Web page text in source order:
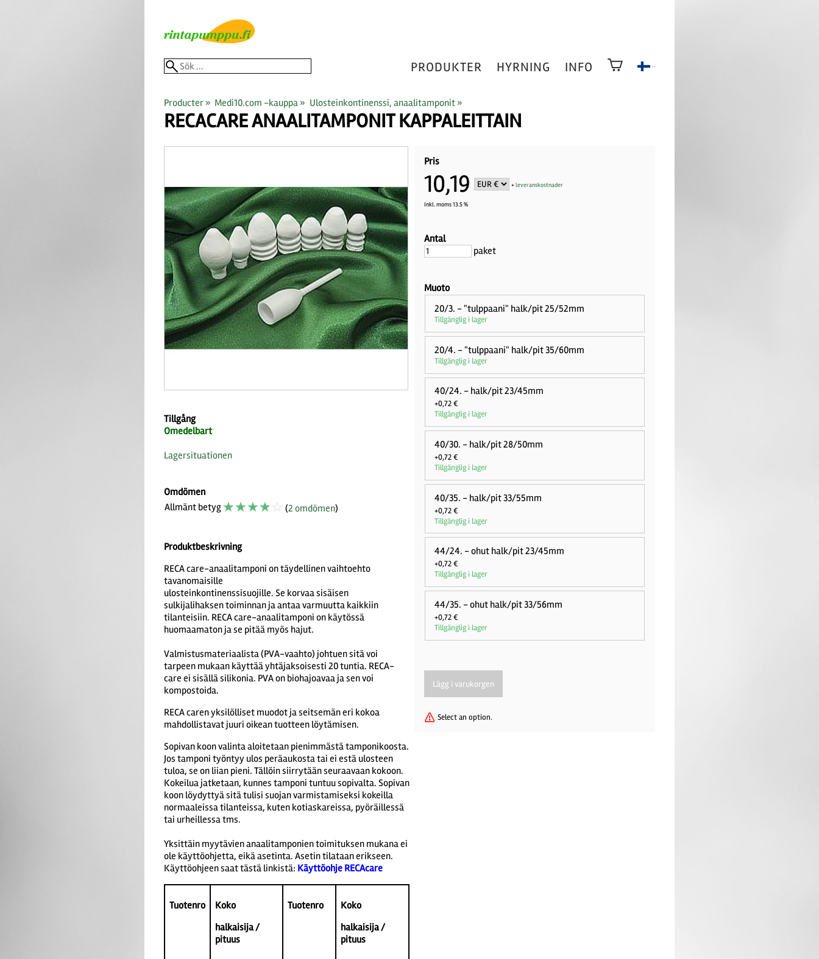
PRODUKTER HYRNING INFO
Producter ‪» Medi10.com -kauppa ‪» Ulosteinkontinenssi, anaalitamponit ‪»
RECACAREANAALITAMPONIT KAPPALEITTAIN
Pris
10,19 +leveranskostnader
Inkl. moms 13.5 %
Antal
paket
Muoto
20/3. - "tulppaani" halk/pit 25/52mm
Tillgänglig i lager
20/4. - "tulppaani" halk/pit 35/60mm
Tillgänglig i lager
40/24. - halk/pit 23/45mm
+0,72 €
Tillgänglig i lager
40/30. - halk/pit 28/50mm
+0,72 €
Tillgänglig i lager
40/35. - halk/pit 33/55mm
+0,72 €
Tillgänglig i lager
44/24. - ohut halk/pit 23/45mm
+0,72 €
Tillgänglig i lager
44/35. - ohut halk/pit 33/56mm
+0,72 €
Tillgänglig i lager
Select an option.
Tillgång
Omedelbart
Lagersituationen
Omdömen
Allmänt betyg☆☆☆☆☆ (2 omdömen)
Produktbeskrivning
RECA care-anaalitamponi on täydellinen vaihtoehto
tavanomaisille
ulosteinkontinenssisuojille. Se korvaa sisäisen
sulkijalihaksen toiminnan ja antaa varmuutta kaikkiin
tilanteisiin. RECA care-anaalitamponi on käytössä
huomaamaton ja se pitää myös hajut.
Valmistusmateriaalista (PVA-vaahto) johtuen sitä voi
tarpeen mukaan käyttää yhtäjaksoisesti 20 tuntia. RECA-
care ei sisällä silikonia. PVA on biohajoavaa ja sen voi
kompostoida.
RECA caren yksilölliset muodot ja seitsemän eri kokoa
mahdollistavat juuri oikean tuotteen löytämisen.
Sopivan koon valinta aloitetaan pienimmästä tamponikoosta.
Jos tamponi työntyy ulos peräaukosta tai ei estä ulosteen
tuloa, se on liian pieni. Tällöin siirrytään seuraavaan kokoon.
Kokeilua jatketaan, kunnes tamponi tuntuu sopivalta. Sopivan
koon löydyttyä sitä tulisi suojan varmistamiseksi kokeilla
normaaleissa tilanteissa, kuten kotiaskareissa, pyöräillessä
tai urheillessa tms.
Yksittäin myytävien anaalitamponien toimituksen mukana ei
ole käyttöohjetta, eikä asetinta. Asetin tilataan erikseen.
Käyttöohjeen saat tästä linkistä: Käyttöohje RECAcare
Tuotenro
Koko
halkaisija/
pituus
Tuotenro
Koko
halkaisija /
pituus